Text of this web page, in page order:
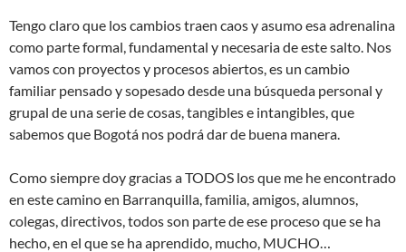
Tengo claro que los cambios traen caos y asumo esa adrenalina
como parte formal, fundamental y necesaria de este salto. Nos
vamos con proyectos y procesos abiertos, es un cambio
familiar pensado y sopesado desde una búsqueda personal y
grupal de una serie de cosas, tangibles e intangibles, que
sabemos que Bogotá nos podrá dar de buena manera.
Como siempre doy gracias a TODOS los que me he encontrado
en este camino en Barranquilla, familia, amigos, alumnos,
colegas, directivos, todos son parte de ese proceso que se ha
hecho, en el que se ha aprendido, mucho, MUCHO…